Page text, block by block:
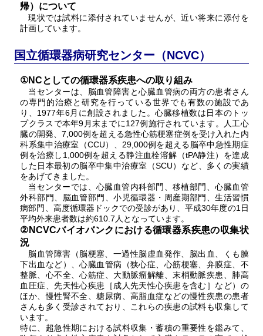
帰）について
現状では試料に添付されていませんが、近い将来に添付を
計画しています。
国立循環器病研究センター（NCVC）
①NCとしての循環器系疾患への取り組み
当センターは、脳血管障害と心臓血管病の両方の患者さん
の専門的治療と研究を行っている世界でも有数の施設であ
り、1977年6月に創設されました。心臓移植数は日本のトッ
プクラスで本年9月末までに127例施行されています。人工心
臓の開発、7,000例を超える急性心筋梗塞症例を受け入れた内
科系集中治療室（CCU）、29,000例を超える脳卒中急性期症
例を治療し1,000例を超える静注血栓溶解（tPA静注）を達成
した日本最初の脳卒中集中治療室（SCU）など、多くの実績
をあげてきました。
当センターでは、心臓血管内科部門、移植部門、心臓血管
外科部門、脳血管部門、小児循環器・周産期部門、生活習慣
病部門、高度循環器ドックでの受診があり、平成30年度の1日
平均外来患者数は約610.7人となっています。
②NCVCバイオバンクにおける循環器系疾患の収集状
況
脳血管障害（脳梗塞、一過性脳虚血発作、脳出血、くも膜
下出血など）、心臓血管病（狭心症、心筋梗塞、弁膜症、不
整脈、心不全、心筋症、大動脈瘤解離、末梢動脈疾患、肺高
血圧症、先天性心疾患［成人先天性心疾患を含む］など）の
ほか、慢性腎不全、糖尿病、高脂血症などの慢性疾患の患者
さんも多く受診されており、これらの疾患の試料も収集して
います。
特に、超急性期における試料収集・蓄積の重要性を鑑みて、